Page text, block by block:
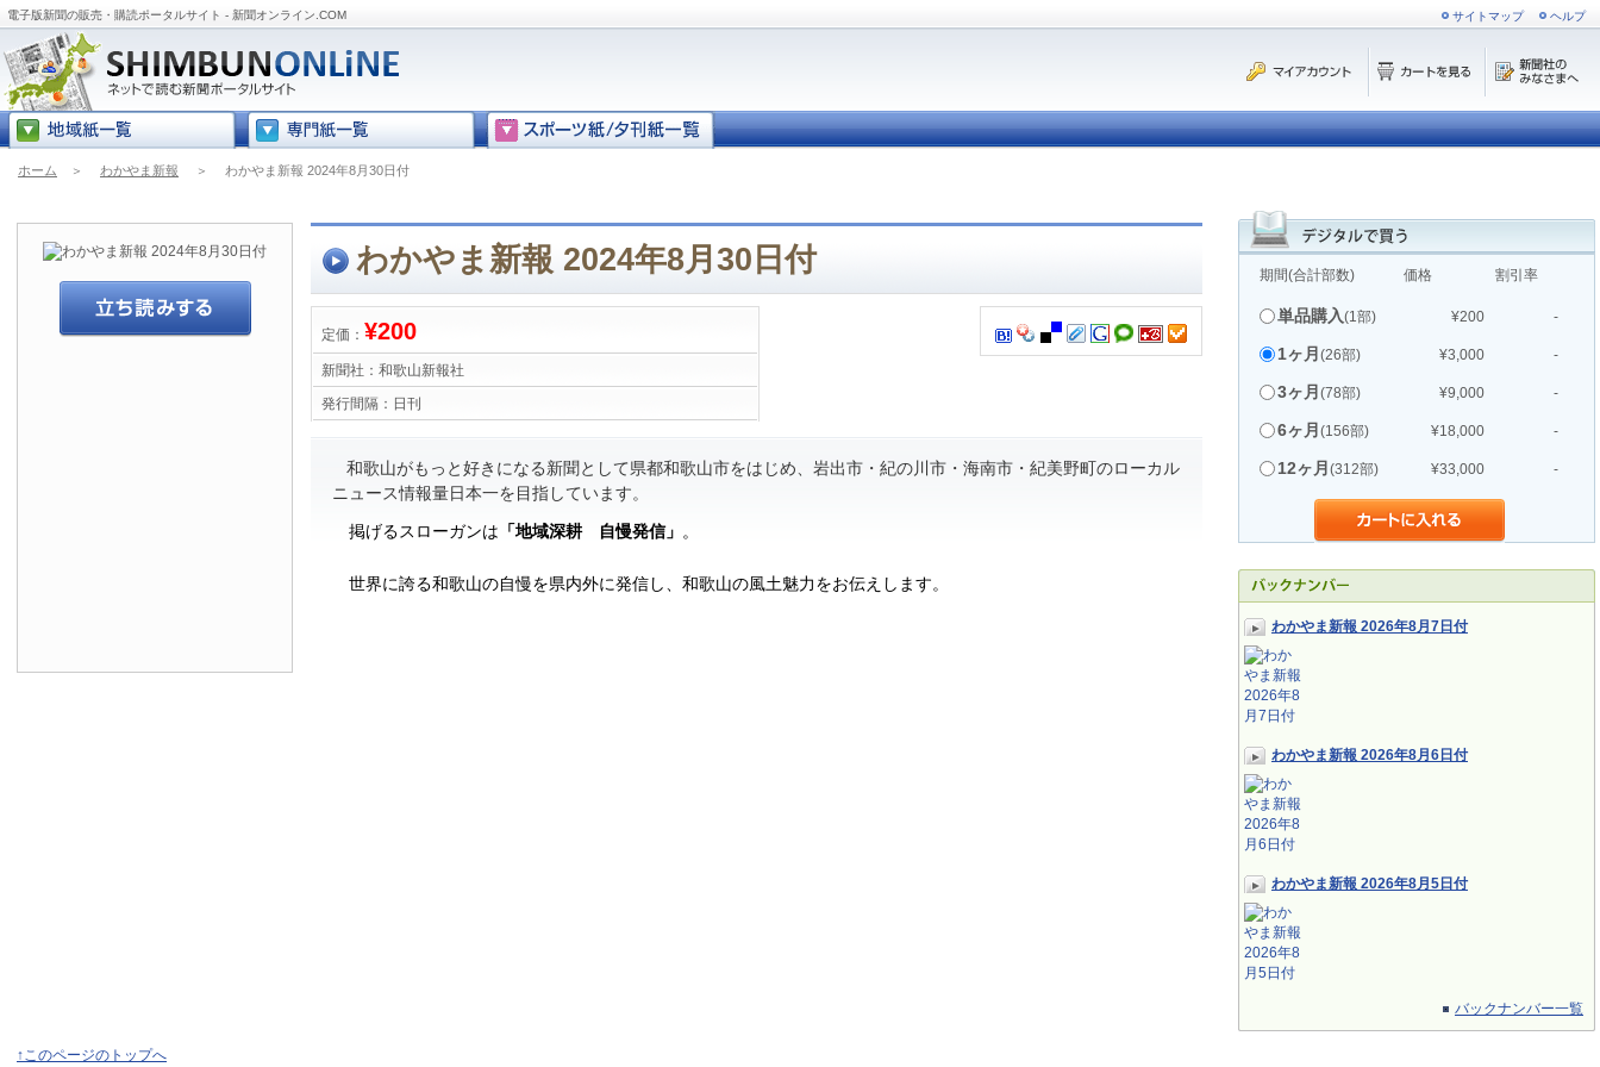
電子版新聞の販売・購読ポータルサイト - 新聞オンライン.COM サイトマップ ヘルプ
ホーム ＞ わかやま新報 ＞ わかやま新報 2024年8月30日付
期間(合計部数) 価格 割引率
単品購入(1部) ¥200 -
1ヶ月 (26部) ¥3,000 -
3ヶ月 (78部) ¥9,000 -
6ヶ月 (156部) ¥18,000 -
12ヶ月 (312部) ¥33,000 -
わかやま新報 2026年8月7日付
わかやま新報 2026年8月6日付
わかやま新報 2026年8月5日付
バックナンバー一覧
わかやま新報 2024年8月30日付
定価： ¥200
新聞社： 和歌山新報社
発行間隔： 日刊
和歌山がもっと好きになる新聞として県都和歌山市をはじめ、岩出市・紀の川市・海南市・紀美野町のローカル
ニュース情報量日本一を目指しています。
掲げるスローガンは 「地域深耕 自慢発信」 。
世界に誇る和歌山の自慢を県内外に発信し、和歌山の風土魅力をお伝えします。
↑このページのトップへ